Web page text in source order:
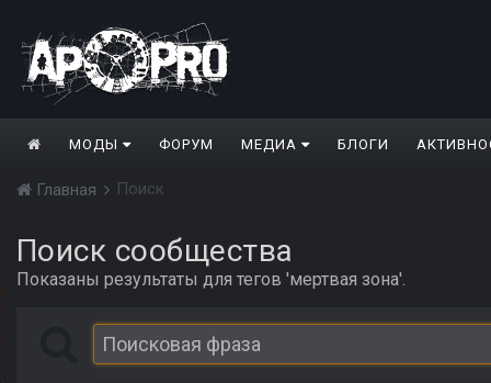
МОДЫ ФОРУМ МЕДИА БЛОГИ
Главная Поиск
Поиск сообщества
Показаны результаты для тегов 'мертвая зона'.